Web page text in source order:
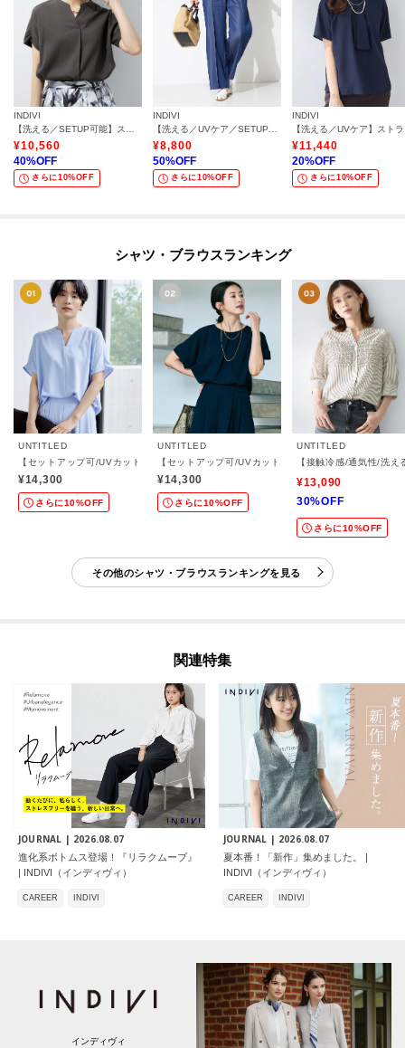
INDIVI
【洗える／SETUP可能】スキッパーブラウス
¥10,560
40%OFF
さらに10%OFF
INDIVI
【洗える／UVケア／SETUP可能】デニムライクワイドパンツ
¥8,800
50%OFF
さらに10%OFF
INDIVI
¥11,440
20%OFF
さらに10%OFF
シャツ・ブラウスランキング
UNTITLED
【セットアップ可/UVカット/接触冷感/UVカット】リラクシーキーVネックブラウス
¥14,300
さらに10%OFF
UNTITLED
【セットアップ可/UVカット/前後2WAY】リラクシーフ
¥14,300
さらに10%OFF
UNTITLED
【接触冷感/通気性/洗
¥13,090
30%OFF
さらに10%OFF
その他のシャツ・ブラウスランキングを見る
関連特集
JOURNAL | 2026.08.07
進化系ボトムス登場！『リラクムーブ』
| INDIVI（インディヴィ）
CAREER INDIVI
JOURNAL | 2026.08.07
夏本番！「新作」集めました。 |
INDIVI（インディヴィ）
CAREER INDIVI
インディヴィ